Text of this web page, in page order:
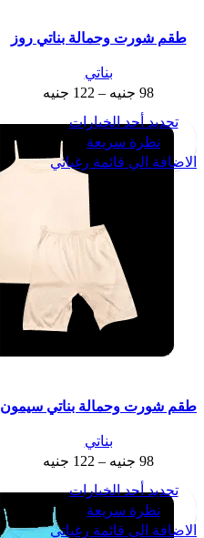
طقم شورت وحمالة بناتي روز
بناتي
98 جنيه –
122 جنيه
تحديد أحد الخيارات
نظرة سريعة
الاضافة الي قائمة رغباتي
طقم شورت وحمالة بناتي سيمون
بناتي
98 جنيه –
122 جنيه
تحديد أحد الخيارات
نظرة سريعة
الاضافة الي قائمة رغباتي